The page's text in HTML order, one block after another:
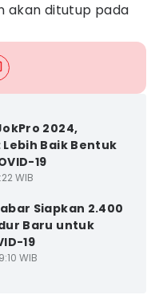
akan ditutup pada
2024,
Baik Bentuk
19
WIB
Siapkan 2.400
Baru untuk
19
WIB